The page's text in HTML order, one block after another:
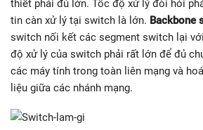
thiết phải đủ lớn. Tốc độ xử lý đòi hỏi
tin càn xử lý tại switch là lớn. Backbone
switch nối kết các segment switch lại
độ xử lý của switch phải rất lớn để đủ
các máy tính trong toàn liên mạng và
liệu giữa các nhánh mạng.